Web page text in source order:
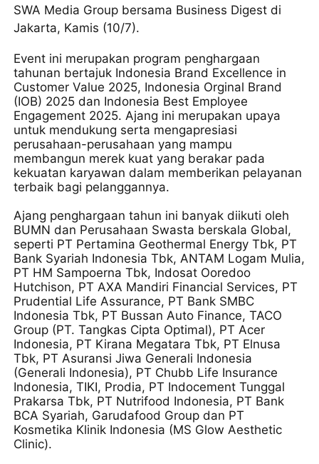
SWA Media Group bersama Business Digest di
Jakarta, Kamis (10/7).
Event ini merupakan program penghargaan
tahunan bertajuk Indonesia Brand Excellence in
Customer Value 2025, Indonesia Orginal Brand
(IOB) 2025 dan Indonesia Best Employee
Engagement 2025. Ajang ini merupakan upaya
untuk mendukung serta mengapresiasi
perusahaan-perusahaan yang mampu
membangun merek kuat yang berakar pada
kekuatan karyawan dalam memberikan pelayanan
terbaik bagi pelanggannya.
Ajang penghargaan tahun ini banyak diikuti oleh
BUMN dan Perusahaan Swasta berskala Global,
seperti PT Pertamina Geothermal Energy Tbk, PT
Bank Syariah Indonesia Tbk, ANTAM Logam Mulia,
PT HM Sampoerna Tbk, Indosat Ooredoo
Hutchison, PT AXA Mandiri Financial Services, PT
Prudential Life Assurance, PT Bank SMBC
Indonesia Tbk, PT Bussan Auto Finance, TACO
Group (PT. Tangkas Cipta Optimal), PT Acer
Indonesia, PT Kirana Megatara Tbk, PT Elnusa
Tbk, PT Asuransi Jiwa Generali Indonesia
(Generali Indonesia), PT Chubb Life Insurance
Indonesia, TIKI, Prodia, PT Indocement Tunggal
Prakarsa Tbk, PT Nutrifood Indonesia, PT Bank
BCA Syariah, Garudafood Group dan PT
Kosmetika Klinik Indonesia (MS Glow Aesthetic
Clinic).